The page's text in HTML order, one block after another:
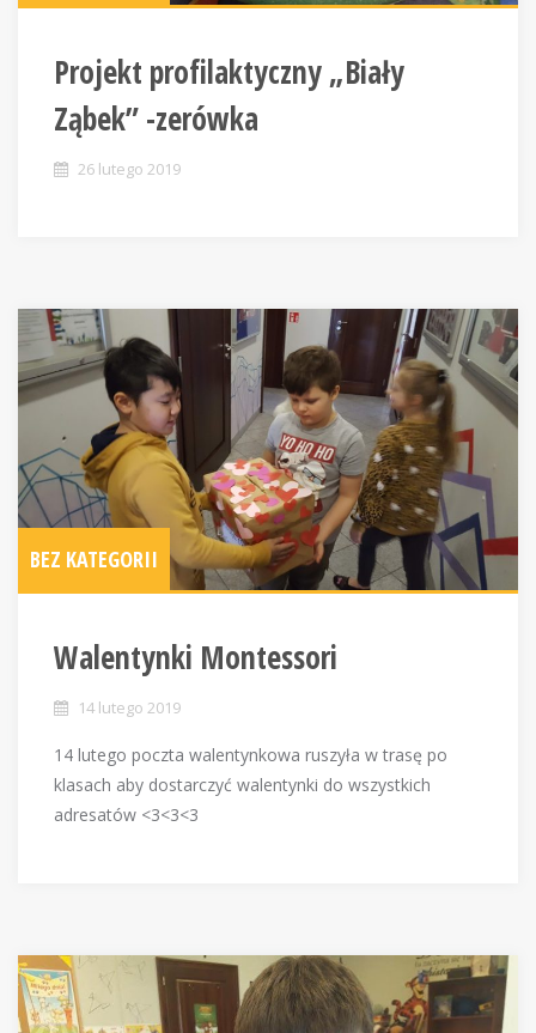
Projekt profilaktyczny „Biały
Ząbek” -zerówka
26 lutego 2019
BEZ KATEGORII
Walentynki Montessori
14 lutego 2019
14 lutego poczta walentynkowa ruszyła w trasę po
klasach aby dostarczyć walentynki do wszystkich
adresatów <3<3<3